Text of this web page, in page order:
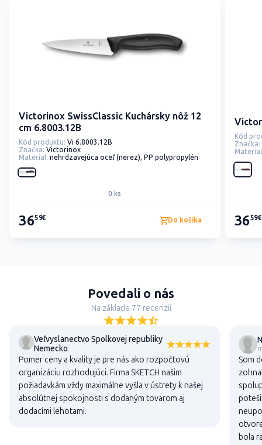
Victorinox SwissClassic Kuchársky nôž 12
cm 6.8003.12B
Kód produktu: Vi 6.8003.12B
Značka: Victorinox
Material: nehrdzavejúca oceľ (nerez), PP polypropylén
0 ks
3659€ Do košíka
Kód
Značka:
3659€
Povedali o nás
Na základe 77 recenzií
Veľvyslanectvo Spolkovej republiky
Nemecko
Pomer ceny a kvality je pre nás ako rozpočtovú
organizáciu rozhodujúci. Firma SKETCH našim
požiadavkám vždy maximálne vyšla v ústrety k našej
absolútnej spokojnosti s dodaným tovarom aj
dodacími lehotami.
Som
bola